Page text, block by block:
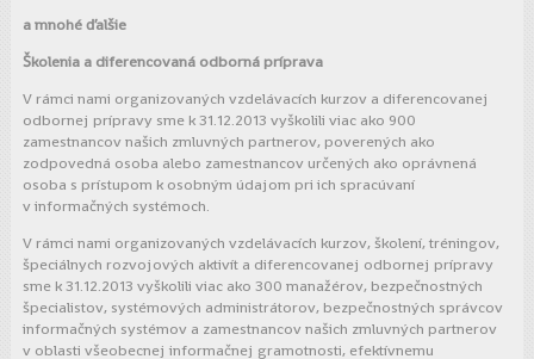
a mnohé ďalšie
Školenia a diferencovaná odborná príprava
V rámci nami organizovaných vzdelávacích kurzov a diferencovanej
odbornej prípravy sme k 31.12.2013 vyškolili viac ako 900
zamestnancov našich zmluvných partnerov, poverených ako
zodpovedná osoba alebo zamestnancov určených ako oprávnená
osoba s prístupom k osobným údajom pri ich spracúvaní
v informačných systémoch.
V rámci nami organizovaných vzdelávacích kurzov, školení, tréningov,
špeciálnych rozvojových aktivít a diferencovanej odbornej prípravy
sme k 31.12.2013 vyškolili viac ako 300 manažérov, bezpečnostných
špecialistov, systémových administrátorov, bezpečnostných správcov
informačných systémov a zamestnancov našich zmluvných partnerov
v oblasti všeobecnej informačnej gramotnosti, efektívnemu